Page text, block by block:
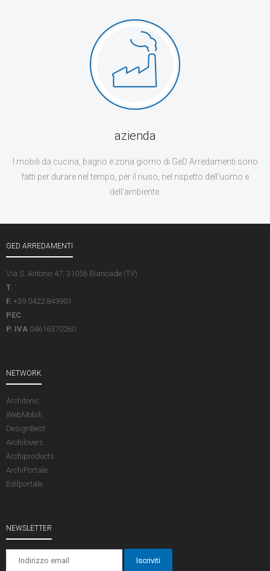
azienda
I mobili da cucina, bagno e zona giorno di GeD Arredamenti sono
fatti per durare nel tempo, per il riuso, nel rispetto dell'uomo e
dell'ambiente.
GED ARREDAMENTI
Via S. Antonio 47, 31056 Biancade (TV)
T.
F. +39 0422 849901
PEC
P. IVA 04616370260
NETWORK
Architonic
WebMobili
DesignBest
Archilovers
Archiproducts
ArchiPortale
Edilportale
NEWSLETTER